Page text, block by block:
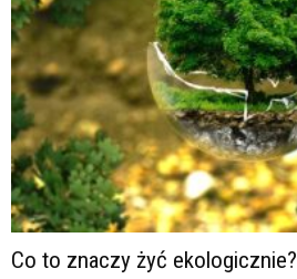
Co to znaczy żyć ekologicznie?